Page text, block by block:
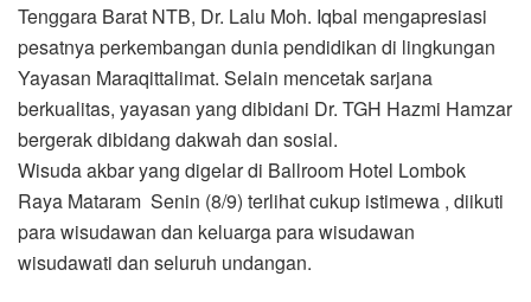
Tenggara Barat NTB, Dr. Lalu Moh. Iqbal mengapresiasi
pesatnya perkembangan dunia pendidikan di lingkungan
Yayasan Maraqittalimat. Selain mencetak sarjana
berkualitas, yayasan yang dibidani Dr. TGH Hazmi Hamzar
bergerak dibidang dakwah dan sosial.
Wisuda akbar yang digelar di Ballroom Hotel Lombok
Raya Mataram Senin (8/9) terlihat cukup istimewa , diikuti
para wisudawan dan keluarga para wisudawan
wisudawati dan seluruh undangan.